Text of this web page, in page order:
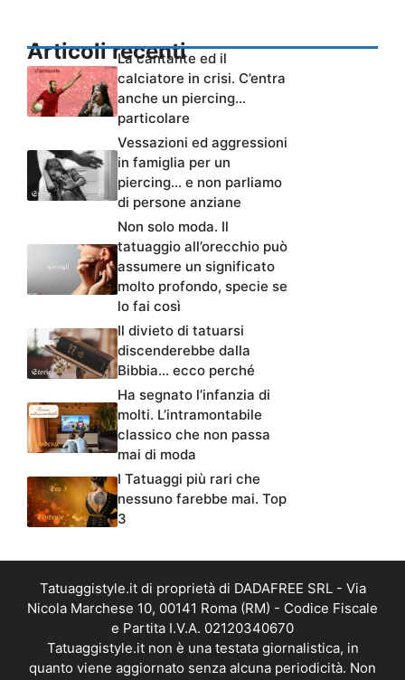
Articoli recenti
La cantante ed il
calciatore in crisi. C’entra
anche un piercing…
particolare
Vessazioni ed aggressioni
in famiglia per un
piercing… e non parliamo
di persone anziane
Non solo moda. Il
tatuaggio all’orecchio può
assumere un significato
molto profondo, specie se
lo fai così
Il divieto di tatuarsi
discenderebbe dalla
Bibbia… ecco perché
Ha segnato l’infanzia di
molti. L’intramontabile
classico che non passa
mai di moda
I Tatuaggi più rari che
nessuno farebbe mai. Top
3
Tatuaggistyle.it di proprietà di DADAFREE SRL - Via
Nicola Marchese 10, 00141 Roma (RM) - Codice Fiscale
e Partita I.V.A. 02120340670
Tatuaggistyle.it non è una testata giornalistica, in
quanto viene aggiornato senza alcuna periodicità. Non